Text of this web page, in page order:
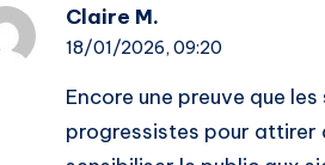
Claire M.
18/01/2026, 09:20
Encore une preuve que
progressistes pour attirer